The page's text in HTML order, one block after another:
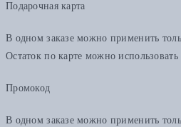
Подарочная карта
В одном заказе можно применить
Остаток по карте можно использовать
Промокод
В одном заказе можно применить